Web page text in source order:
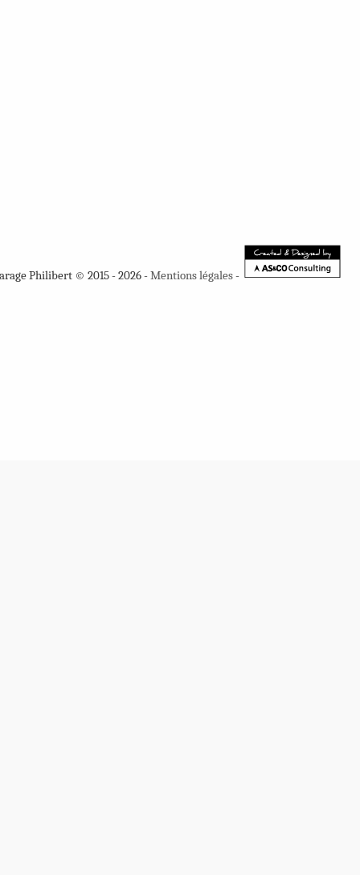
Philibert © 2015 - 2026 -Mentions légales-